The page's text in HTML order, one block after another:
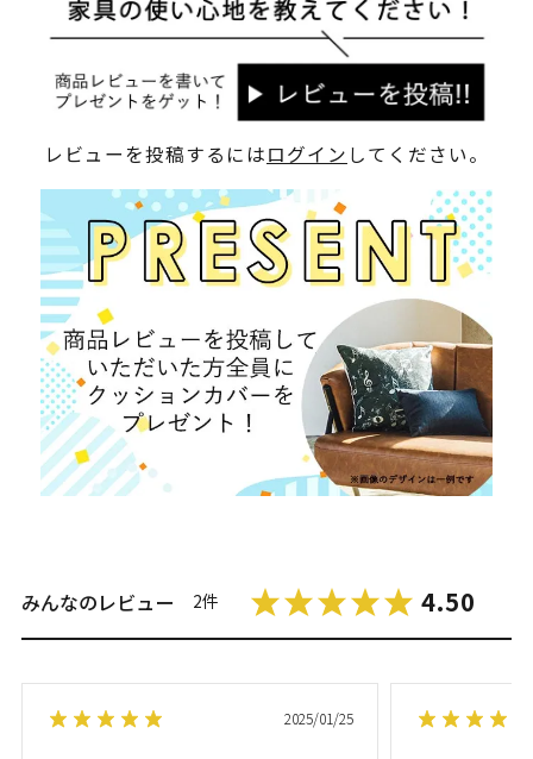
レビューを投稿するにはログイン してください。
みんなのレビュー 2件 4.50
2025/01/25